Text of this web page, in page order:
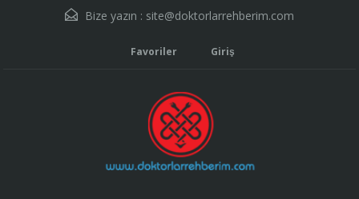
Bize yazın : site@doktorlarrehberim.com
Favoriler Giriş